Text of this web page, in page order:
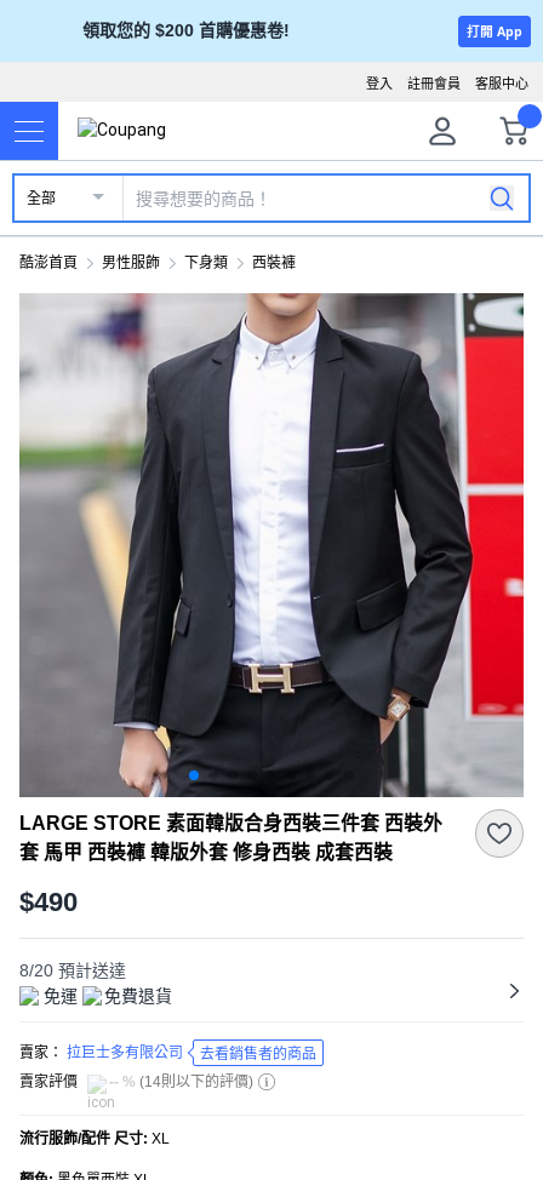
領取您的 $200 首購優惠卷! 打開 App
客服中心
註冊會員
登入
全部
酷澎首頁 男性服飾 下身類 西裝褲
LARGE STORE 素面韓版合身西裝三件套 西裝外
套 馬甲 西裝褲 韓版外套 修身西裝 成套西裝
$490
8/20 預計送達
免運
免費退貨
賣家： 拉巨士多有限公司
去看銷售者的商品
賣家評價
-- % (14則以下的評價)
流行服飾/配件 尺寸: XL